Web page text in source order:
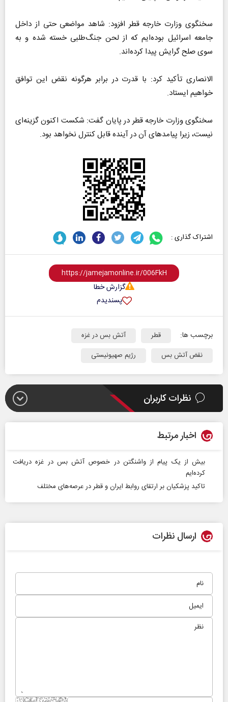
سخنگوی وزارت خارجه قطر افزود: شاهد مواضعی حتی از داخل
جامعه اسرائیل بوده‌ایم که از لحن جنگ‌طلبی خسته شده و به
سوی صلح گرایش پیدا کرده‌اند.
الانصاری تأکید کرد: با قدرت در برابر هرگونه نقض این توافق
خواهیم ایستاد.
سخنگوی وزارت خارجه قطر در پایان گفت: شکست اکنون گزینه‌ای
نیست، زیرا پیامدهای آن در آینده قابل کنترل نخواهد بود.
اشتراک گذاری :
گزارش خطا
پسندیدم
برچسب ها: قطر
آتش بس در غزه
نقض آتش بس
رژیم صهیونیستی
نظرات کاربران
اخبار مرتبط
بیش از یک پیام از واشنگتن در خصوص آتش‌ بس در غزه دریافت
کرده‌ایم
تاکید پزشکیان بر ارتقای روابط ایران و قطر در عرصه‌های مختلف
ارسال نظرات